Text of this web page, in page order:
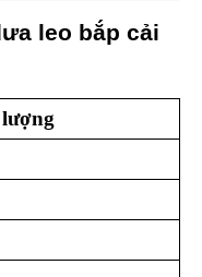
leo bắp cải